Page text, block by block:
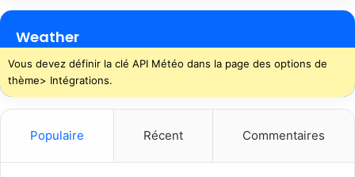
Weather
Vous devez définir la clé API Météo dans la page des options de
thème> Intégrations.
Populaire Récent Commentaires